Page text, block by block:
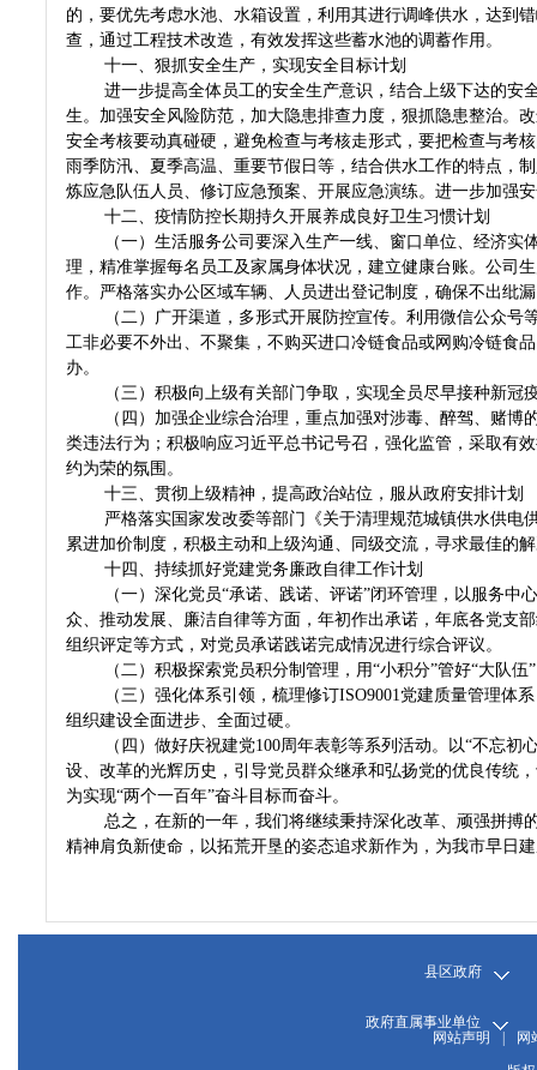
的，要优先考虑水池、水箱设置，利用其进行调峰供水，达到
查，通过工程技术改造，有效发挥这些蓄水池的调蓄作用。
十一、狠抓安全生产，实现安全目标计划
进一步提高全体员工的安全生产意识，结合上级下达的安
生。加强安全风险防范，加大隐患排查力度，狠抓隐患整治。
安全考核要动真碰硬，避免检查与考核走形式，要把检查与考
雨季防汛、夏季高温、重要节假日等，结合供水工作的特点，
炼应急队伍人员、修订应急预案、开展应急演练。进一步加强
十二、疫情防控长期持久开展养成良好卫生习惯计划
（一）生活服务公司要深入生产一线、窗口单位、经济
理，精准掌握每名员工及家属身体状况，建立健康台账。公司
作。严格落实办公区域车辆、人员进出登记制度，确保不出纰
（二）广开渠道，多形式开展防控宣传。利用微信公众
工非必要不外出、不聚集，不购买进口冷链食品或网购冷链食
办。
（三）积极向上级有关部门争取，实现全员尽早接种新冠
（四）加强企业综合治理，重点加强对涉毒、醉驾、赌
类违法行为；积极响应习近平总书记号召，强化监管，采取有
约为荣的氛围。
十三、贯彻上级精神，提高政治站位，服从政府安排计划
严格落实国家发改委等部门《关于清理规范城镇供水供
累进加价制度，积极主动和上级沟通、同级交流，寻求最佳的
十四、持续抓好党建党务廉政自律工作计划
（一）深化党员“承诺、践诺、评诺”闭环管理，以服务
众、推动发展、廉洁自律等方面，年初作出承诺，年底各党支
组织评定等方式，对党员承诺践诺完成情况进行综合评议。
（二）积极探索党员积分制管理，用“小积分”管好“大队
（三）强化体系引领，梳理修订ISO9001党建质量管理体
组织建设全面进步、全面过硬。
（四）做好庆祝建党100周年表彰等系列活动。以“不忘
设、改革的光辉历史，引导党员群众继承和弘扬党的优良传统
为实现“两个一百年”奋斗目标而奋斗。
总之，在新的一年，我们将继续秉持深化改革、顽强拼
精神肩负新使命，以拓荒开垦的姿态追求新作为，为我市早日
县区政府
政府直属事业单位
网站声明
|
网